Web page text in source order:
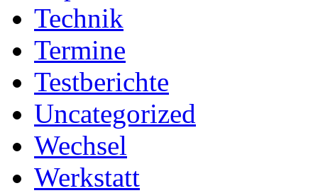
Technik
Termine
Testberichte
Uncategorized
Wechsel
Werkstatt